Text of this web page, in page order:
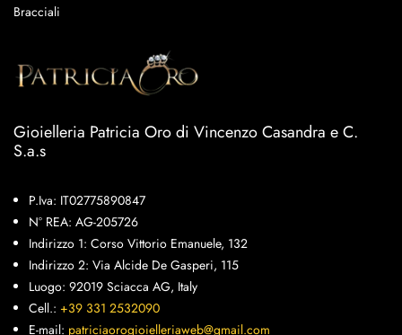
Gioielleria Patricia Oro di Vincenzo Casandra e C.
S.a.s
P.Iva: IT02775890847
N° REA: AG-205726
Indirizzo 1: Corso Vittorio Emanuele, 132
Indirizzo 2: Via Alcide De Gasperi, 115
Luogo: 92019 Sciacca AG, Italy
Cell.: +39 331 2532090
E-mail: patriciaorogioielleriaweb@gmail.com
Bracciali